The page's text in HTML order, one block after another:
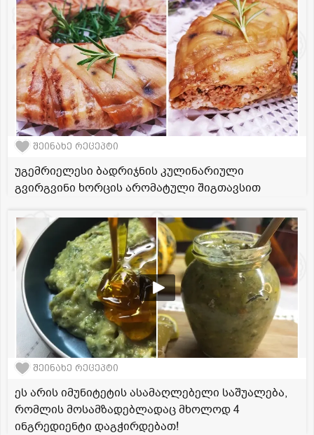
შეინახე რეცეპტი
უგემრიელესი ბადრიჯნის კულინარიული
გვირგვინი ხორცის არომატული შიგთავსით
შეინახე რეცეპტი
ეს არის იმუნიტეტის ასამაღლებელი საშუალება,
რომლის მოსამზადებლადაც მხოლოდ 4
ინგრედიენტი დაგჭირდებათ!